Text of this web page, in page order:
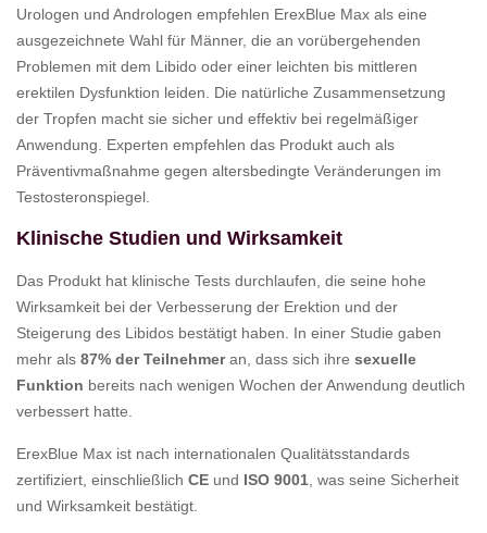
Urologen und Andrologen empfehlen ErexBlue Max als eine
ausgezeichnete Wahl für Männer, die an vorübergehenden
Problemen mit dem Libido oder einer leichten bis mittleren
erektilen Dysfunktion leiden. Die natürliche Zusammensetzung
der Tropfen macht sie sicher und effektiv bei regelmäßiger
Anwendung. Experten empfehlen das Produkt auch als
Präventivmaßnahme gegen altersbedingte Veränderungen im
Testosteronspiegel.
Klinische Studien und Wirksamkeit
Das Produkt hat klinische Tests durchlaufen, die seine hohe
Wirksamkeit bei der Verbesserung der Erektion und der
Steigerung des Libidos bestätigt haben. In einer Studie gaben
mehr als 87% der Teilnehmeran, dass sich ihre sexuelle
Funktion bereits nach wenigen Wochen der Anwendung deutlich
verbessert hatte.
ErexBlue Max ist nach internationalen Qualitätsstandards
zertifiziert, einschließlich CE und ISO 9001 , was seine Sicherheit
und Wirksamkeit bestätigt.